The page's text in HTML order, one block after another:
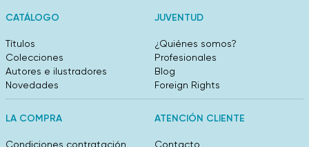
CATÁLOGO
Títulos
Colecciones
Autores e ilustradores
Novedades
JUVENTUD
¿Quiénes somos?
Profesionales
Blog
Foreign Rights
LA COMPRA
Condiciones contratación
ATENCIÓN CLIENTE
Contacto